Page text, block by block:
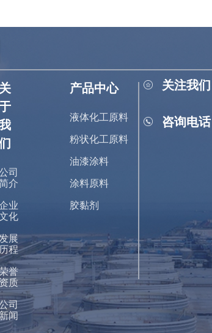
关
司
介
业
化
展
程
誉
质
司
新闻
产品中心
液体化工原料
粉状化工原料
油漆涂料
涂料原料
胶黏剂
关注我们
咨询电话